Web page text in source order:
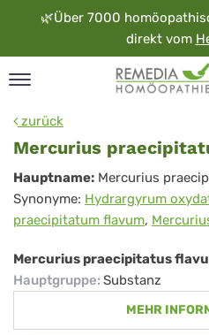
🌿Über 7000
direkt vom
zurück
Mercurius
Mercurius
praecipitatus
flavus
Hauptname: Mercurius
Synonyme: Hydrargyrum
praecipitatum flavum,
Mercurius praecipitatus
Hauptgruppe: Substanz
MEHR